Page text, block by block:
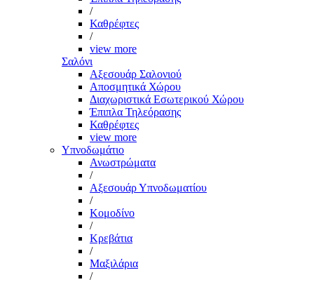
/
Καθρέφτες
/
view more
Σαλόνι
Αξεσουάρ Σαλονιού
Αποσμητικά Χώρου
Διαχωριστικά Εσωτερικού Χώρου
Έπιπλα Τηλεόρασης
Καθρέφτες
view more
Υπνοδωμάτιο
Ανωστρώματα
/
Αξεσουάρ Υπνοδωματίου
/
Κομοδίνο
/
Κρεβάτια
/
Μαξιλάρια
/